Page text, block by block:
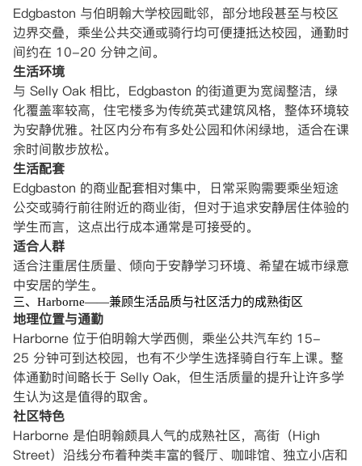
Edgbaston 与伯明翰大学校园毗邻，部分地段甚至与校区
边界交叠，乘坐公共交通或骑行均可便捷抵达校园，通勤时
间约在 10-20 分钟之间。
生活环境
与 Selly Oak 相比，Edgbaston 的街道更为宽阔整洁，绿
化覆盖率较高，住宅楼多为传统英式建筑风格，整体环境较
为安静优雅。社区内分布有多处公园和休闲绿地，适合在课
余时间散步放松。
生活配套
Edgbaston 的商业配套相对集中，日常采购需要乘坐短途
公交或骑行前往附近的商业街，但对于追求安静居住体验的
学生而言，这点出行成本通常是可接受的。
适合人群
适合注重居住质量、倾向于安静学习环境、希望在城市绿意
中安居的学生。
三、Harborne——兼顾生活品质与社区活力的成熟街区
地理位置与通勤
Harborne 位于伯明翰大学西侧，乘坐公共汽车约 15-
25 分钟可到达校园，也有不少学生选择骑自行车上课。整
体通勤时间略长于 Selly Oak，但生活质量的提升让许多学
生认为这是值得的取舍。
社区特色
Harborne 是伯明翰颇具人气的成熟社区，高街（High
Street）沿线分布着种类丰富的餐厅、咖啡馆、独立小店和